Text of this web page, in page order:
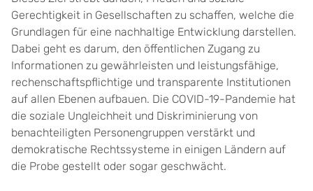
Gerechtigkeit in Gesellschaften zu schaffen, welche die
Grundlagen für eine nachhaltige Entwicklung darstellen.
Dabei geht es darum, den öffentlichen Zugang zu
Informationen zu gewährleisten und leistungsfähige,
rechenschaftspflichtige und transparente Institutionen
auf allen Ebenen aufbauen. Die COVID-19-Pandemie hat
die soziale Ungleichheit und Diskriminierung von
benachteiligten Personengruppen verstärkt und
demokratische Rechtssysteme in einigen Ländern auf
die Probe gestellt oder sogar geschwächt.